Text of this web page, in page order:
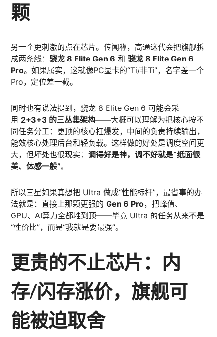
颗
另一个更刺激的点在芯片。传闻称，高通这代会把旗舰拆
成两条线：骁龙 8 Elite Gen 6 和骁龙 8 Elite Gen 6
Pro。如果属实，这就像PC显卡的“Ti/非Ti”，名字差一个
Pro，定位差一截。
同时也有说法提到，骁龙 8 Elite Gen 6 可能会采
用 2+3+3 的三丛集架构——大概可以理解为把核心按不
同任务分工：更顶的核心扛爆发，中间的负责持续输出，
能效核心处理后台和轻负载。这样做的好处是调度空间更
大，但坏处也很现实：调得好是神，调不好就是“纸面很
美、体感一般”。
所以三星如果真想把 Ultra 做成“性能标杆”，最省事的办
法就是：直接上那颗更强的Gen 6 Pro，把峰值、
GPU、AI算力全都堆到顶——毕竟 Ultra 的任务从来不是
“性价比”，而是“我就是要最强”。
更贵的不止芯片：内
存/闪存涨价，旗舰可
能被迫取舍